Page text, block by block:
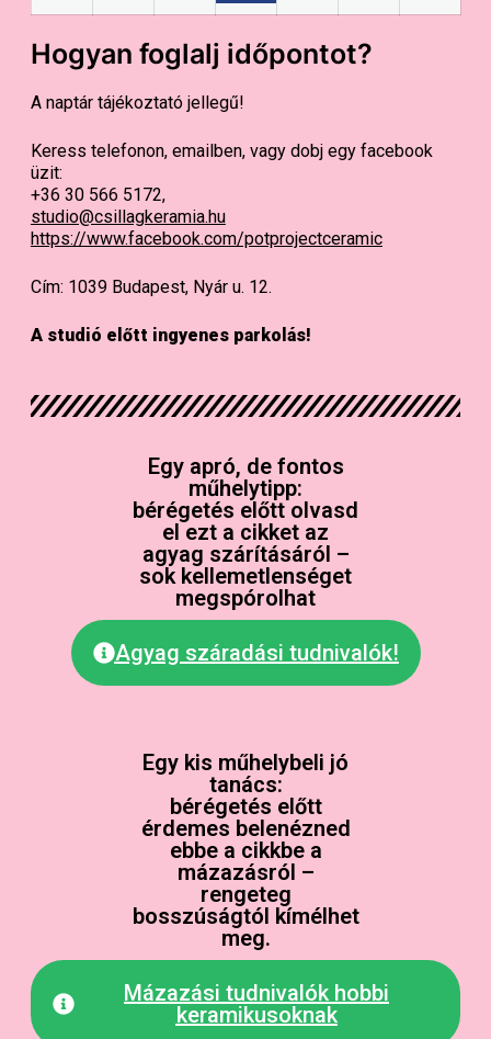
Hogyan foglalj időpontot?
A naptár tájékoztató jellegű!
Keress telefonon, emailben, vagy dobj egy facebook
üzit:
+36 30 566 5172,
studio@csillagkeramia.hu
https://www.facebook.com/potprojectceramic
Cím: 1039 Budapest, Nyár u. 12.
A studió előtt ingyenes parkolás!
Egy apró, de fontos
műhelytipp:
bérégetés előtt olvasd
el ezt a cikket az
agyag szárításáról –
sok kellemetlenséget
megspórolhat
Agyag száradási tudnivalók!
Egy kis műhelybeli jó
tanács:
bérégetés előtt
érdemes belenézned
ebbe a cikkbe a
mázazásról –
rengeteg
bosszúságtól kímélhet
meg.
Mázazási tudnivalók hobbi
keramikusoknak